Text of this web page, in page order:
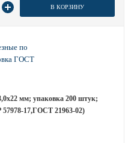
В КОРЗИНУ
мм; упаковка 200 штук;
17,ГОСТ 21963-02)